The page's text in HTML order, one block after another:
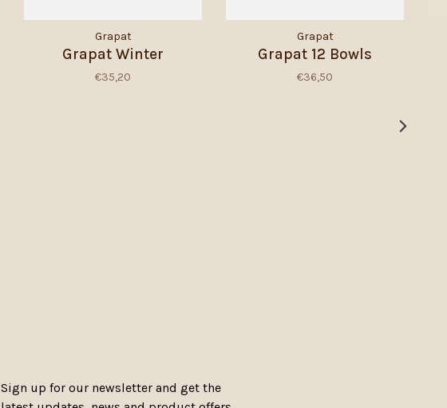
Grapat
Grapat Winter
€35,20
Grapat
Grapat 12 Bowls
€36,50
Sign up for our newsletter and get the